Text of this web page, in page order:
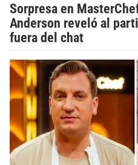
Sorpresa en
Anderson reveló al
fuera del chat